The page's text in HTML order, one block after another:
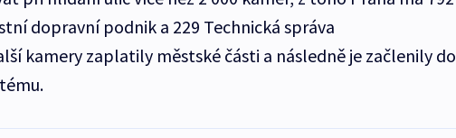
dopravní podnik a 229 Technická správa
kamery zaplatily městské části a následně je začlenily do